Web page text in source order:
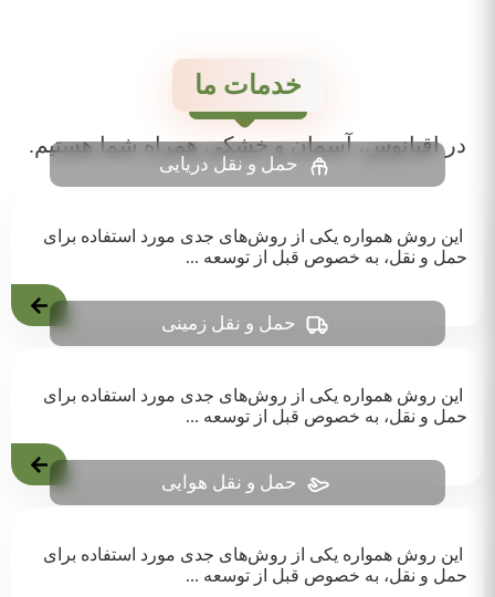
خدمات ما
در اقیانوس، آسمان و خشکی همراه شما هستیم.
حمل و نقل دریایی
این روش همواره یکی از روش‌های جدی مورد استفاده برای
حمل و نقل، به خصوص قبل از توسعه ...
حمل و نقل زمینی
این روش همواره یکی از روش‌های جدی مورد استفاده برای
حمل و نقل، به خصوص قبل از توسعه ...
حمل و نقل هوایی
این روش همواره یکی از روش‌های جدی مورد استفاده برای
حمل و نقل، به خصوص قبل از توسعه ...